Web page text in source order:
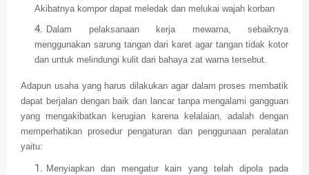
Akibatnya kompor dapat meledak dan melukai wajah korban
Dalam pelaksanaan kerja mewarna, sebaiknya
menggunakan sarung tangan dari karet agar tangan tidak kotor
dan untuk melindungi kulit dari bahaya zat warna tersebut.
Adapun usaha yang harus dilakukan agar dalam proses membatik
dapat berjalan dengan baik dan lancar tanpa mengalami gangguan
yang mengakibatkan kerugian karena kelalaian, adalah dengan
memperhatikan prosedur pengaturan dan penggunaan peralatan
yaitu:
Menyiapkan dan mengatur kain yang telah dipola pada